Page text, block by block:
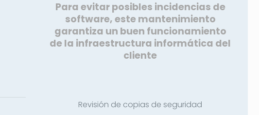
Para evitar posibles incidencias de
software, este mantenimiento
garantiza un buen funcionamiento
de la infraestructura informática del
cliente
Revisión de copias de seguridad